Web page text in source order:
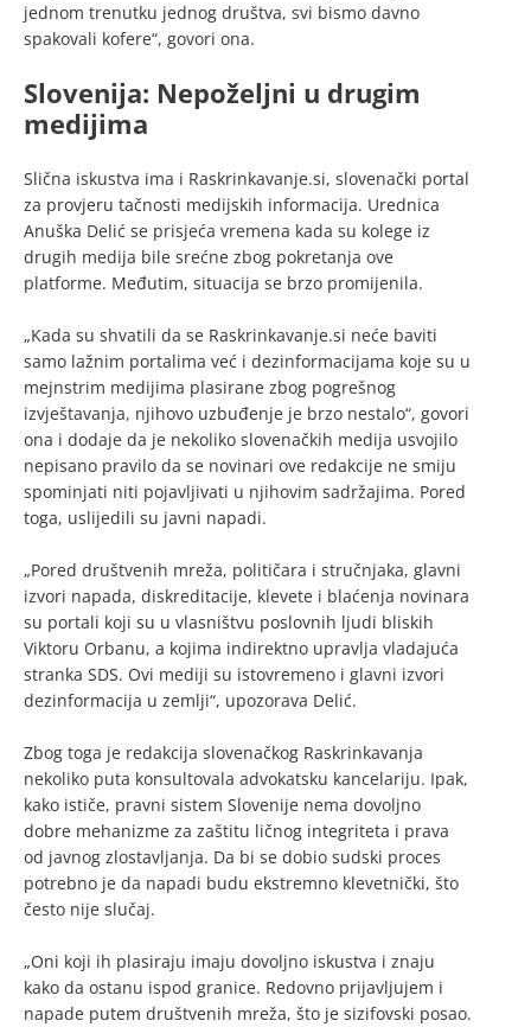
jednom trenutku jednog društva, svi bismo davno
spakovali kofere“, govori ona.
Slovenija: Nepoželjni u drugim
medijima
Slična iskustva ima i Raskrinkavanje.si, slovenački portal
za provjeru tačnosti medijskih informacija. Urednica
Anuška Delić se prisjeća vremena kada su kolege iz
drugih medija bile srećne zbog pokretanja ove
platforme. Međutim, situacija se brzo promijenila.
„Kada su shvatili da se Raskrinkavanje.si neće baviti
samo lažnim portalima već i dezinformacijama koje su u
mejnstrim medijima plasirane zbog pogrešnog
izvještavanja, njihovo uzbuđenje je brzo nestalo“, govori
ona i dodaje da je nekoliko slovenačkih medija usvojilo
nepisano pravilo da se novinari ove redakcije ne smiju
spominjati niti pojavljivati u njihovim sadržajima. Pored
toga, uslijedili su javni napadi.
„Pored društvenih mreža, političara i stručnjaka, glavni
izvori napada, diskreditacije, klevete i blaćenja novinara
su portali koji su u vlasništvu poslovnih ljudi bliskih
Viktoru Orbanu, a kojima indirektno upravlja vladajuća
stranka SDS. Ovi mediji su istovremeno i glavni izvori
dezinformacija u zemlji“, upozorava Delić.
Zbog toga je redakcija slovenačkog Raskrinkavanja
nekoliko puta konsultovala advokatsku kancelariju. Ipak,
kako ističe, pravni sistem Slovenije nema dovoljno
dobre mehanizme za zaštitu ličnog integriteta i prava
od javnog zlostavljanja. Da bi se dobio sudski proces
potrebno je da napadi budu ekstremno klevetnički, što
često nije slučaj.
„Oni koji ih plasiraju imaju dovoljno iskustva i znaju
kako da ostanu ispod granice. Redovno prijavljujem i
napade putem društvenih mreža, što je sizifovski posao.